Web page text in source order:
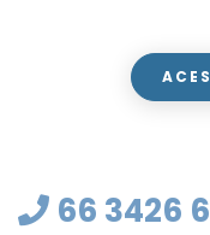
66 3426